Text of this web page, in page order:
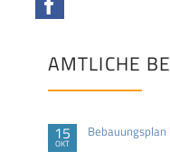
AMTLICHE
15
OKT